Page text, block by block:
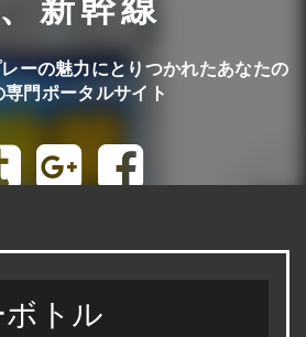
新幹線
ーの魅力にとりつかれたあなたの
専門ポータルサイト
ボトル